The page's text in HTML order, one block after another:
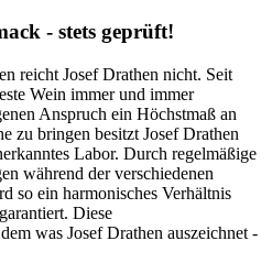
- stets geprüft!
reicht Josef Drathen nicht. Seit
Wein immer und immer
Anspruch ein Höchstmaß an
zu bringen besitzt Josef Drathen
Labor. Durch regelmäßige
während der verschiedenen
so ein harmonisches Verhältnis
Diese
was Josef Drathen auszeichnet -